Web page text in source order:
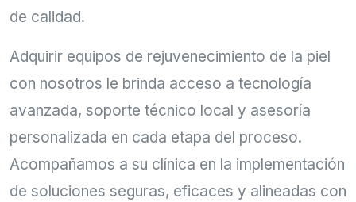
de calidad.
Adquirir equipos de rejuvenecimiento de la piel
con nosotros le brinda acceso a tecnología
avanzada, soporte técnico local y asesoría
personalizada en cada etapa del proceso.
Acompañamos a su clínica en la implementación
de soluciones seguras, eficaces y alineadas con